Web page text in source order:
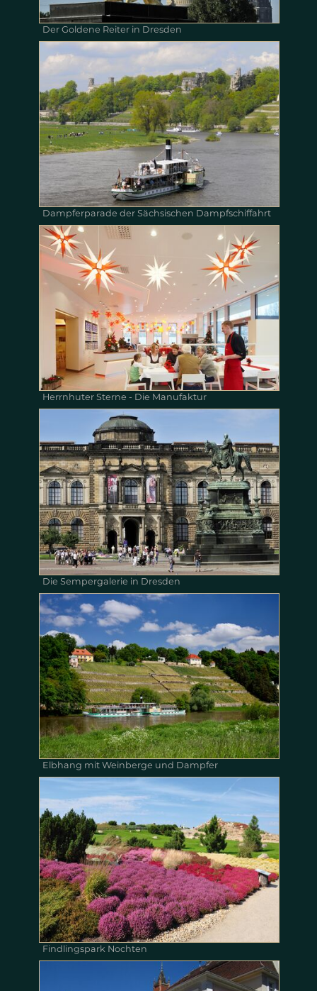
Der Goldene Reiter in Dresden
Dampferparade der Sächsischen Dampfschiffahrt
Herrnhuter Sterne - Die Manufaktur
Die Sempergalerie in Dresden
Elbhang mit Weinberge und Dampfer
Findlingspark Nochten